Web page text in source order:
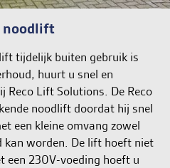
noodlift
tijdelijk buiten gebruik is
huurt u snel en
Reco Lift Solutions. De Reco
noodlift doordat hij snel
een kleine omvang zowel
kan worden. De lift hoeft niet
een 230V-voeding hoeft u